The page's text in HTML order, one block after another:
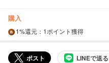
購入
1%還元 ：1ポイント獲得
ポスト LINEで送る